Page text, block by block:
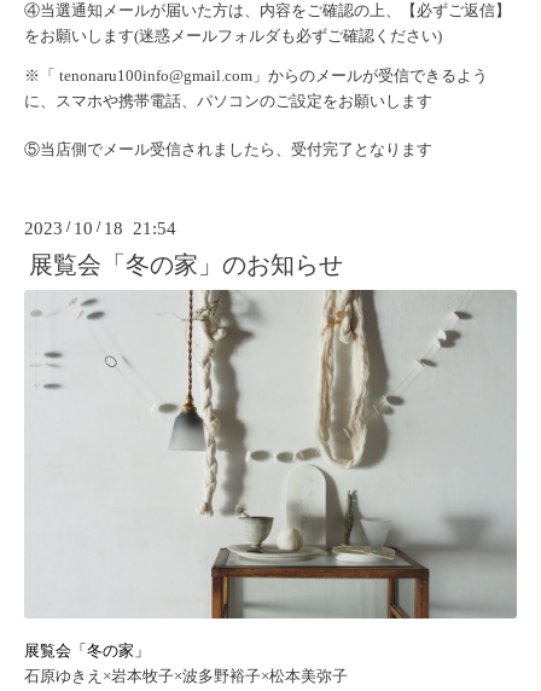
④当選通知メールが届いた方は、内容をご確認の上、【 必ずご返信】
をお願いします(迷惑メールフォルダも必ずご確認ください)
※「 tenonaru100info@gmail.com 」 からのメールが受信できるよう
に、スマホや携帯電話、 パソコンのご設定をお願いします
⑤当店側でメール受信されましたら、受付完了となります
2023 / 10 / 18 21:54
展覧会「冬の家」のお知らせ
展覧会「冬の家」
石原ゆきえ×岩本牧子×波多野裕子×松本美弥子